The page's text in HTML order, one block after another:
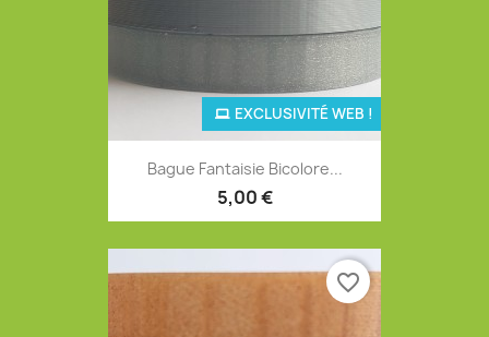
Bague Fantaisie Bicolore...
5,00 €
EXCLUSIVITÉ WEB !
favorite_border